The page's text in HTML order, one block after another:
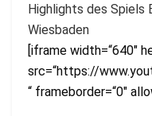
Highlights des Spiels
Wiesbaden
[iframe width=“640″
src=“https://
“ frameborder=“0″